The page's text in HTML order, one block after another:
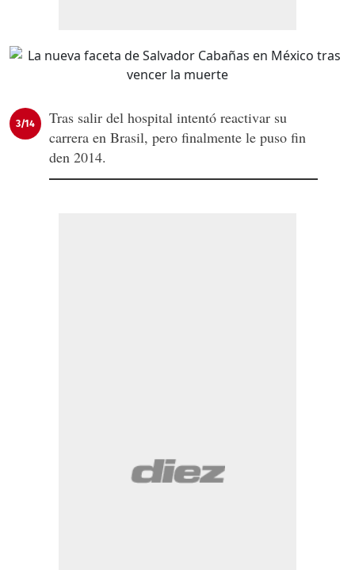
3/14
Tras salir del hospital intentó reactivar su
carrera en Brasil, pero finalmente le puso fin
den 2014.